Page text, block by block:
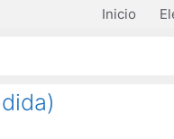
Inicio